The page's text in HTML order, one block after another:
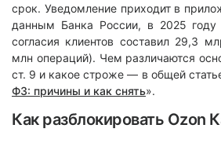
срок. Уведомление приходит в
данным Банка России, в 2025
согласия клиентов составил 29,3
млн операций). Чем различаются
ст. 9 и какое строже — в общей
ФЗ: причины и как снять».
Как разблокировать Ozon